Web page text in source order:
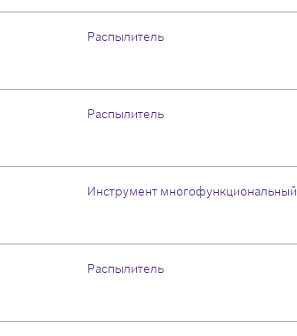
Распылитель
Распылитель
Инструмент многофункциональный
Распылитель